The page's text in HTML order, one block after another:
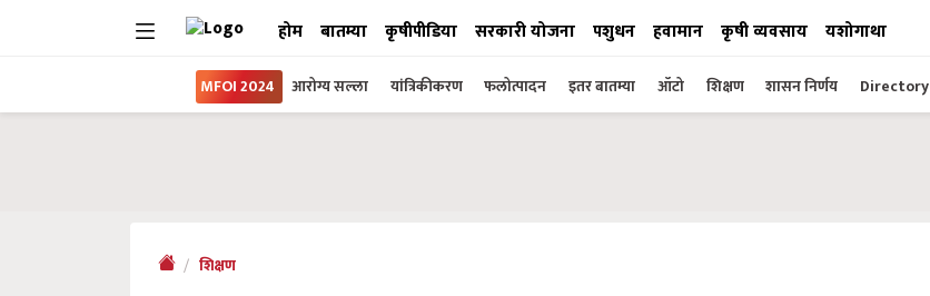
होम बातम्या कृषीपीडिया सरकारी योजना पशुधन हवामान कृषी व्यवसाय यशोगाथा
MFOI 2024 आरोग्य सल्ला यांत्रिकीकरण फलोत्पादन इतर बातम्या ऑटो शिक्षण शासन निर्णय Directory
शिक्षण